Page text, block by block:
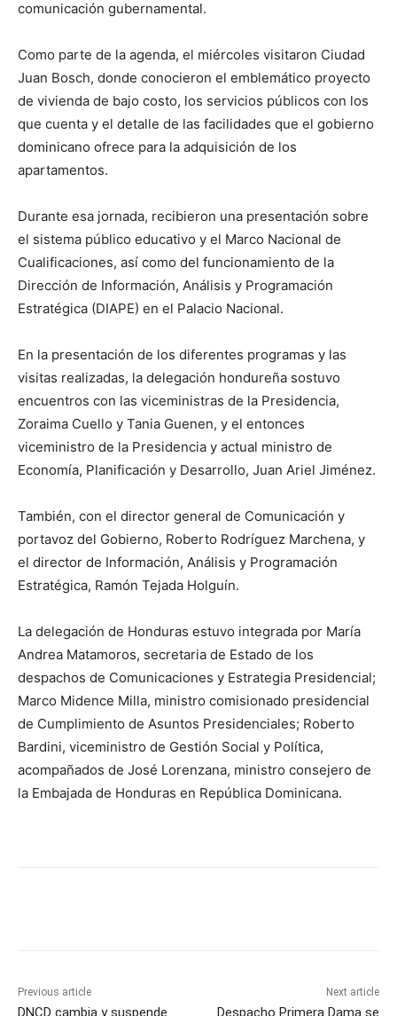
comunicación gubernamental.
Como parte de la agenda, el miércoles visitaron Ciudad
Juan Bosch, donde conocieron el emblemático proyecto
de vivienda de bajo costo, los servicios públicos con los
que cuenta y el detalle de las facilidades que el gobierno
dominicano ofrece para la adquisición de los
apartamentos.
Durante esa jornada, recibieron una presentación sobre
el sistema público educativo y el Marco Nacional de
Cualificaciones, así como del funcionamiento de la
Dirección de Información, Análisis y Programación
Estratégica (DIAPE) en el Palacio Nacional.
En la presentación de los diferentes programas y las
visitas realizadas, la delegación hondureña sostuvo
encuentros con las viceministras de la Presidencia,
Zoraima Cuello y Tania Guenen, y el entonces
viceministro de la Presidencia y actual ministro de
Economía, Planificación y Desarrollo, Juan Ariel Jiménez.
También, con el director general de Comunicación y
portavoz del Gobierno, Roberto Rodríguez Marchena, y
el director de Información, Análisis y Programación
Estratégica, Ramón Tejada Holguín.
La delegación de Honduras estuvo integrada por María
Andrea Matamoros, secretaria de Estado de los
despachos de Comunicaciones y Estrategia Presidencial;
Marco Midence Milla, ministro comisionado presidencial
de Cumplimiento de Asuntos Presidenciales; Roberto
Bardini, viceministro de Gestión Social y Política,
acompañados de José Lorenzana, ministro consejero de
la Embajada de Honduras en República Dominicana.
Previous article
DNCD cambia y suspende
Next article
Despacho Primera Dama se